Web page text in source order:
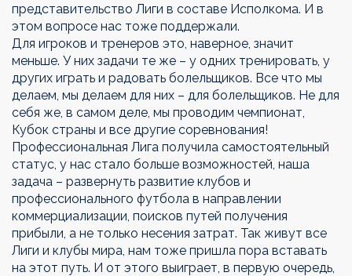
представительство Лиги в составе Исполкома. И в
этом вопросе нас тоже поддержали.
Для игроков и тренеров это, наверное, значит
меньше. У них задачи те же – у одних тренировать, у
других играть и радовать болельщиков. Все что мы
делаем, мы делаем для них – для болельщиков. Не для
себя же, в самом деле, мы проводим чемпионат,
Кубок страны и все другие соревнования!
Профессиональная Лига получила самостоятельный
статус, у нас стало больше возможностей, наша
задача – развернуть развитие клубов и
профессионального футбола в направлении
коммерциализации, поисков путей получения
прибыли, а не только несения затрат. Так живут все
Лиги и клубы мира, нам тоже пришла пора вставать
на этот путь. И от этого выиграет, в первую очередь,